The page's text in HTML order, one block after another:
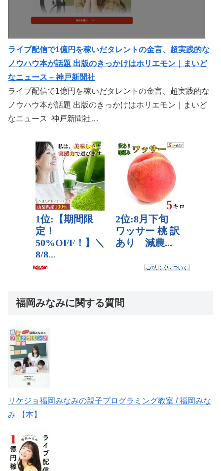
ライブ配信で1億円を稼いだタレントの金言、超実践的な
ノウハウ本が話題 出版のきっかけはホリエモン｜まいど
なニュース – 神戸新聞社
ライブ配信で1億円を稼いだタレントの金言、超実践的な
ノウハウ本が話題 出版のきっかけはホリエモン｜まいど
なニュース 神戸新聞社…
福岡みなみに関する質問
リケジョ福岡みなみの親子プログラミング教室 / 福岡みな
み 【本】